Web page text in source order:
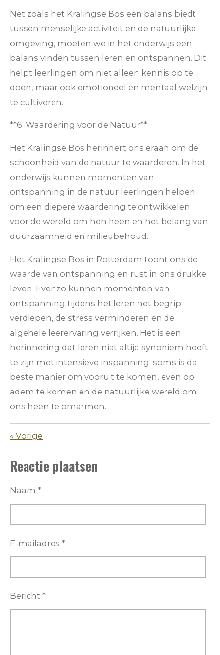
Net zoals het Kralingse Bos een balans biedt
tussen menselijke activiteit en de natuurlijke
omgeving, moeten we in het onderwijs een
balans vinden tussen leren en ontspannen. Dit
helpt leerlingen om niet alleen kennis op te
doen, maar ook emotioneel en mentaal welzijn
te cultiveren.
**6. Waardering voor de Natuur**
Het Kralingse Bos herinnert ons eraan om de
schoonheid van de natuur te waarderen. In het
onderwijs kunnen momenten van
ontspanning in de natuur leerlingen helpen
om een diepere waardering te ontwikkelen
voor de wereld om hen heen en het belang van
duurzaamheid en milieubehoud.
Het Kralingse Bos in Rotterdam toont ons de
waarde van ontspanning en rust in ons drukke
leven. Evenzo kunnen momenten van
ontspanning tijdens het leren het begrip
verdiepen, de stress verminderen en de
algehele leerervaring verrijken. Het is een
herinnering dat leren niet altijd synoniem hoeft
te zijn met intensieve inspanning; soms is de
beste manier om vooruit te komen, even op
adem te komen en de natuurlijke wereld om
ons heen te omarmen.
« Vorige
Reactie plaatsen
Naam *
E-mailadres *
Bericht *